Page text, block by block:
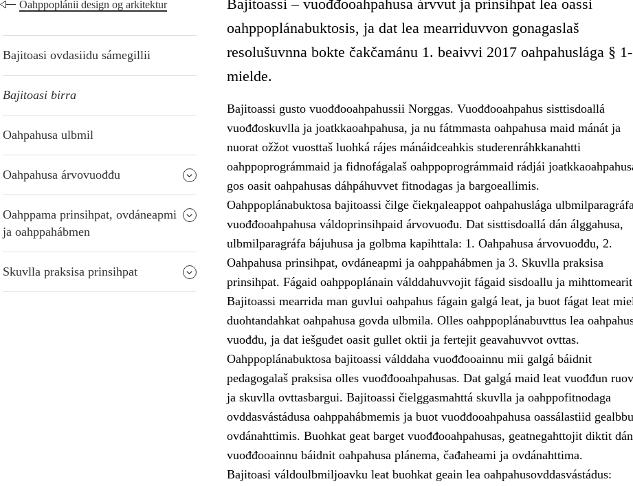
Oahppoplánii design og arkitektur
Bajitoasi ovdasiidu sámegillii
Bajitoasi birra
Oahpahusa ulbmil
Oahpahusa árvovuođđu
Oahppama prinsihpat, ovdáneapmi
ja oahppahábmen
Skuvlla praksisa prinsihpat
Bajitoassi – vuođđooahpahusa árvvut ja prinsihpat lea oassi
oahppoplánabuktosis, ja dat lea mearriduvvon gonagaslaš
resolušuvnna bokte čakčamánu 1. beaivvi 2017 oahpahuslága §
mielde.
Bajitoassi gusto vuođđooahpahussii Norggas. Vuođđooahpahus sisttisdoallá
vuođđoskuvlla ja joatkkaoahpahusa, ja nu fátmmasta oahpahusa maid mánát ja
nuorat ožžot vuosttaš luohká rájes mánáidceahkis studerenráhkkanahtti
oahppoprográmmaid ja fidnofágalaš oahppoprográmmaid rádjái
gos oasit oahpahusas dáhpáhuvvet fitnodagas ja bargoeallimis.
Oahppoplánabuktosa bajitoassi čilge čiekŋaleappot oahpahuslága
vuođđooahpahusa váldoprinsihpaid árvovuođu. Dat sisttisdoallá dán álggahusa,
ulbmilparagráfa bájuhusa ja golbma kapihttala: 1. Oahpahusa árvovuođđu, 2.
Oahpahusa prinsihpat, ovdáneapmi ja oahppahábmen ja 3. Skuvlla praksisa
prinsihpat. Fágaid oahppoplánain válddahuvvojit fágaid sisdoallu ja
Bajitoassi mearrida man guvlui oahpahus fágain galgá leat, ja buot fágat leat
duohtandahkat oahpahusa govda ulbmila. Olles oahppoplánabuvttus lea
vuođđu, ja dat iešguđet oasit gullet oktii ja fertejit geavahuvvot ovttas.
Oahppoplánabuktosa bajitoassi válddaha vuođđooainnu mii galgá báidnit
pedagogalaš praksisa olles vuođđooahpahusas. Dat galgá maid leat vuođđun
ja skuvlla ovttasbargui. Bajitoassi čielggasmahttá skuvlla ja oahppofitnodaga
ovddasvástádusa oahppahábmemis ja buot vuođđooahpahusa oassálastiid gealbbu
ovdánahttimis. Buohkat geat barget vuođđooahpahusas, geatnegahttojit diktit dán
vuođđooainnu báidnit oahpahusa plánema, čađaheami ja ovdánahttima.
Bajitoasi váldoulbmiljoavku leat buohkat geain lea oahpahusovddasvástádus: